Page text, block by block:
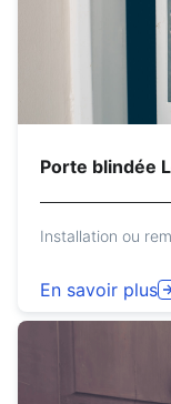
Porte blindée
Installation ou
En savoir plus